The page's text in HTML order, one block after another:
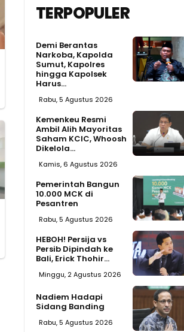
TERPOPULER
Demi Berantas
Narkoba, Kapolda
Sumut, Kapolres
hingga Kapolsek
Harus...
Rabu, 5 Agustus 2026
Kemenkeu Resmi
Ambil Alih Mayoritas
Saham KCIC, Whoosh
Dikelola...
Kamis, 6 Agustus 2026
Pemerintah Bangun
10.000 MCK di
Pesantren
Rabu, 5 Agustus 2026
HEBOH! Persija vs
Persib Dipindah ke
Bali, Erick Thohir...
Minggu, 2 Agustus 2026
Nadiem Hadapi
Sidang Banding
Rabu, 5 Agustus 2026